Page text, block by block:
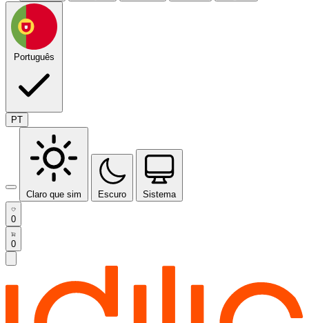
Português
PT
Claro que sim Escuro Sistema
0
0